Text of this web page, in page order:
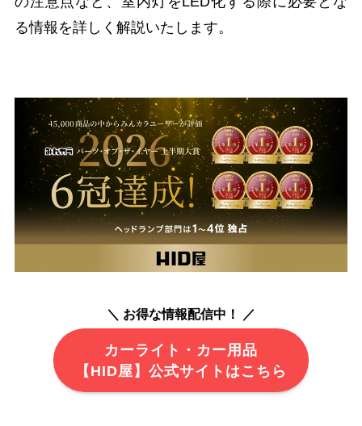
る情報を詳しく解説いたします。
＼ お得な情報配信中！ ／
カーライト・カー用品
【HID屋】公式サイトはこちら